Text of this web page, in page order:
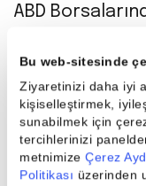
Bu web-sitesinde
Ziyaretinizi daha iyi
kişiselleştirmek,
sunabilmek için
tercihlerinizi
metnimize Çerez
Politikası üzerinden
ABD
Ağustos